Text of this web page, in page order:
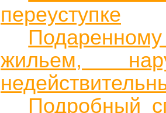
переуступке
жильем,
Подробный